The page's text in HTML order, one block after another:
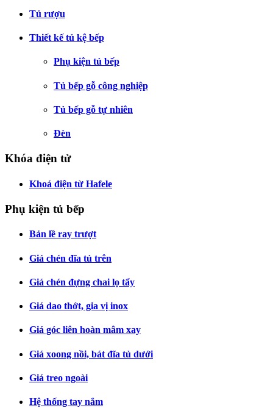
Tủ rượu
Thiết kế tủ kệ bếp
Phụ kiện tủ bếp
Tủ bếp gỗ công nghiệp
Tủ bếp gỗ tự nhiên
Đèn
Khóa điện tử
Khoá điện từ Hafele
Phụ kiện tủ bếp
Bản lề ray trượt
Giá chén đĩa tủ trên
Giá chén đựng chai lọ tẩy
Giá dao thớt, gia vị inox
Giá góc liên hoàn mâm xay
Giá xoong nồi, bát đĩa tủ dưới
Giá treo ngoài
Hệ thống tay nắm